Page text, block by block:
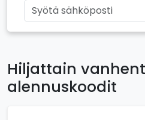
Hiljattain
alennuskoodit